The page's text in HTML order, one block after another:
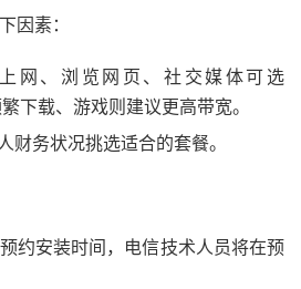
因素：
网、浏览网页、社交媒体可选
下载、游戏则建议更高带宽。
财务状况挑选适合的套餐。
约安装时间，电信技术人员将在预